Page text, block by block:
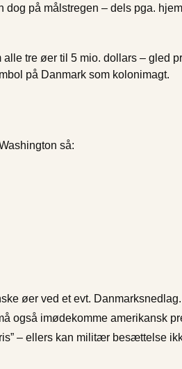
dog på målstregen – dels pga.
tre øer til 5 mio. dollars – gled
på Danmark som kolonimagt.
så:
øer ved et evt. Danmarks­nedlag.
også imødekomme amerikansk
– ellers kan militær besættelse